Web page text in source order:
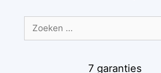
naar:
7 garanties